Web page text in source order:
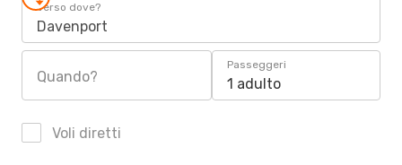
Verso dove?
Davenport
Quando?
Passeggeri
1 adulto
Voli diretti